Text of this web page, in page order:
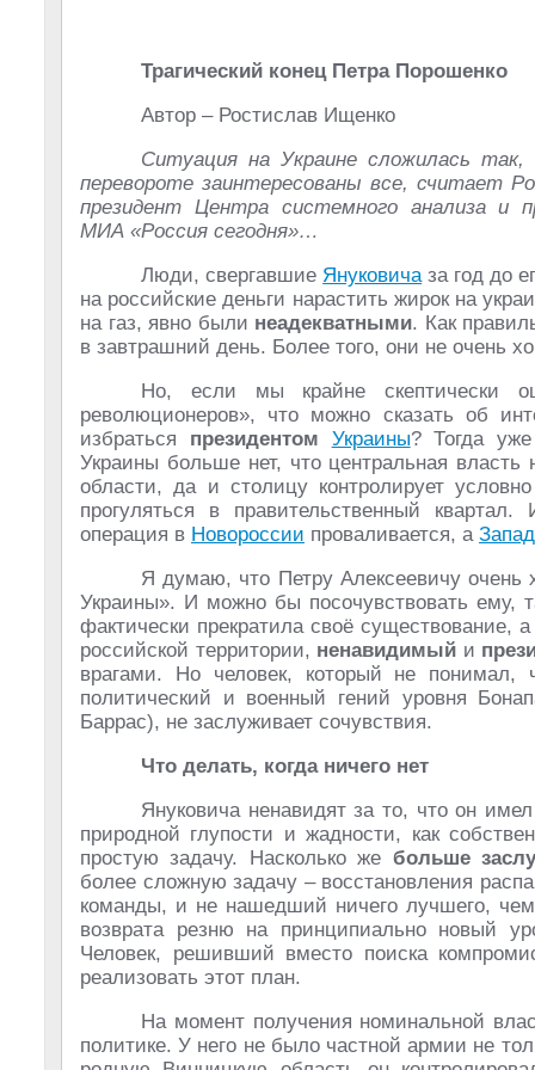
Трагический конец Петра Порошенко
Автор – Ростислав Ищенко
Ситуация на Украине сложилась
перевороте заинтересованы все, считает
президент Центра системного анализа и
МИА «Россия сегодня»…
Люди, свергавшие Януковичаза год до
на российские деньги нарастить жирок на
на газ, явно были неадекватными. Как
в завтрашний день. Более того, они не очень
Но, если мы крайне скептически
революционеров», что можно сказать об
избраться президентом Украины? Тогда
Украины больше нет, что центральная власть
области, да и столицу контролирует
прогуляться в правительственный
операция в Новороссии проваливается, а Запад
Я думаю, что Петру Алексеевичу очень
Украины». И можно бы посочувствовать ему,
фактически прекратила своё существование,
российской территории, ненавидимый и
врагами. Но человек, который не понимал,
политический и военный гений уровня
Баррас), не заслуживает сочувствия.
Что делать, когда ничего нет
Януковича ненавидят за то, что он
природной глупости и жадности, как
простую задачу. Насколько же больше
более сложную задачу – восстановления
команды, и не нашедший ничего лучшего,
возврата резню на принципиально новый
Человек, решивший вместо поиска
реализовать этот план.
На момент получения номинальной
политике. У него не было частной армии не